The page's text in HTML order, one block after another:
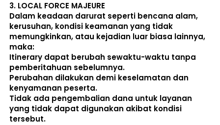
3. LOCAL FORCE MAJEURE
Dalam keadaan darurat seperti bencana alam,
kerusuhan, kondisi keamanan yang tidak
memungkinkan, atau kejadian luar biasa lainnya,
maka:
Itinerary dapat berubah sewaktu-waktu tanpa
pemberitahuan sebelumnya.
Perubahan dilakukan demi keselamatan dan
kenyamanan peserta.
Tidak ada pengembalian dana untuk layanan
yang tidak dapat digunakan akibat kondisi
tersebut.